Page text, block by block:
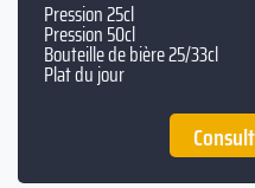
pas déçus ! L'établissement
quelques tables ou de privatiser
soit pour un pot de départ, un
s'adaptera à vos besoins sans
Pression 25cl
Pression 50cl
Bouteille de bière 25/33cl
Plat du jour